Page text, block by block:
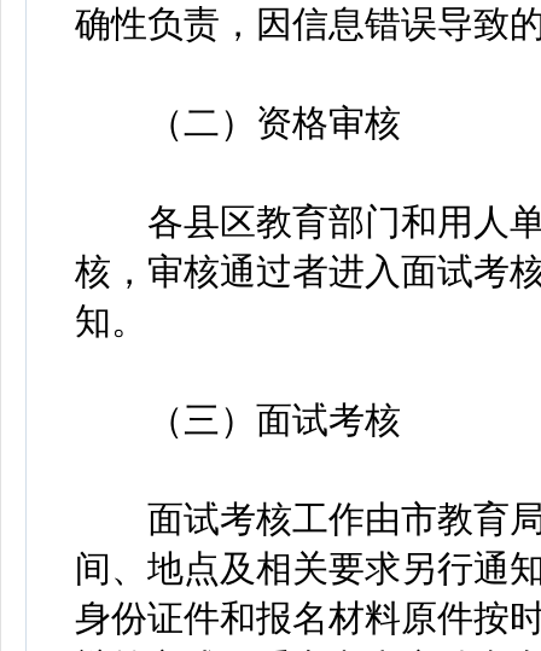
确性负责，因信息错误导致
（二）资格审核
各县区教育部门和用人单
核，审核通过者进入面试考
知。
（三）面试考核
面试考核工作由市教育局
间、地点及相关要求另行通
身份证件和报名材料原件按